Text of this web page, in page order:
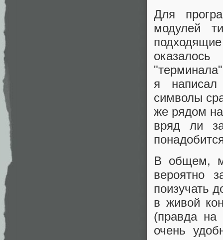
Для
модулей
я написал
символы
же рядом на
вряд ли
В общем,
вероятно
поизучать
в живой
(правда на
очень